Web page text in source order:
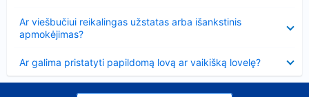
Ar viešbučiui reikalingas užstatas arba išankstinis
apmokėjimas?
Ar galima pristatyti papildomą lovą ar vaikišką lovelę?